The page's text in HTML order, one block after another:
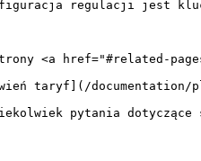
regulacji jest
<a href="#related-
taryf](/
pytania dotyczące